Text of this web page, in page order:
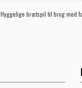
Hyggelige brætspil til brug med